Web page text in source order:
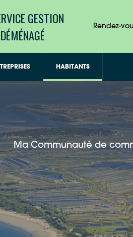
GESTION
Rendez-
HABITANTS
Ma Communauté de